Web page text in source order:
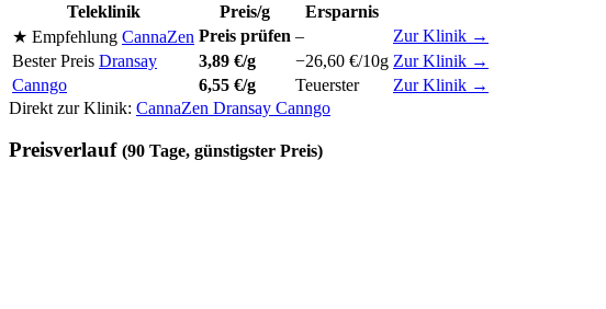
Teleklinik Preis/g
Ersparnis
★ Empfehlung CannaZen Preis prüfen –
Zur Klinik →
Bester Preis Dransay 3,89 €/g −26,60 €/10g Zur Klinik →
Canngo
6,55 €/g Teuerster
Zur Klinik →
Direkt zur Klinik: CannaZen Dransay Canngo
Preisverlauf (90 Tage, günstigster Preis)